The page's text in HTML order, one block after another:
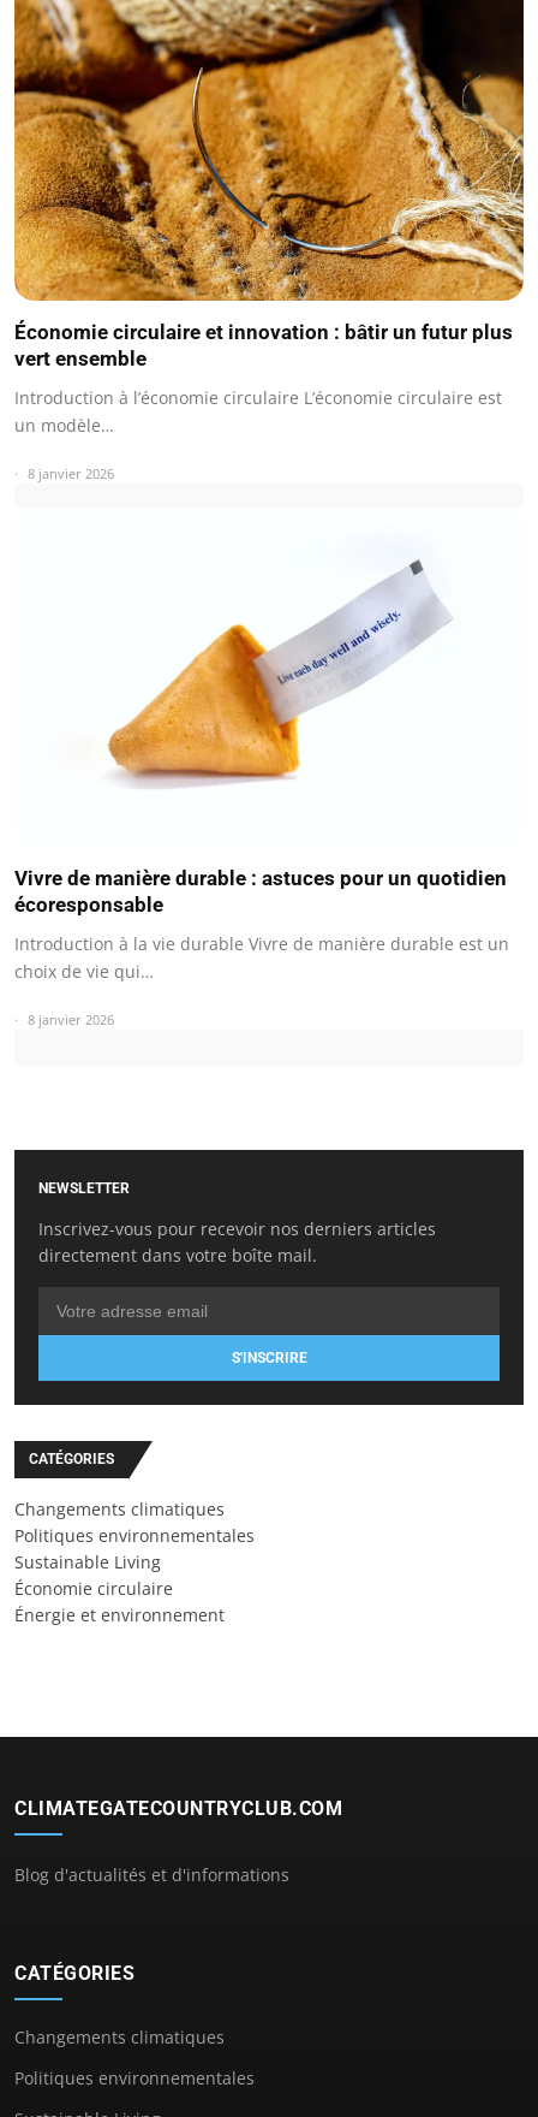
Économie circulaire et innovation : bâtir un futur plus
vert ensemble
Introduction à l’économie circulaire L’économie circulaire est
un modèle…
8 janvier 2026
Vivre de manière durable : astuces pour un quotidien
écoresponsable
Introduction à la vie durable Vivre de manière durable est un
choix de vie qui…
8 janvier 2026
NEWSLETTER
Inscrivez-vous pour recevoir nos derniers articles
directement dans votre boîte mail.
S'INSCRIRE
CATÉGORIES
Changements climatiques
Politiques environnementales
Sustainable Living
Économie circulaire
Énergie et environnement
CLIMATEGATECOUNTRYCLUB.COM
Blog d'actualités et d'informations
CATÉGORIES
Changements climatiques
Politiques environnementales